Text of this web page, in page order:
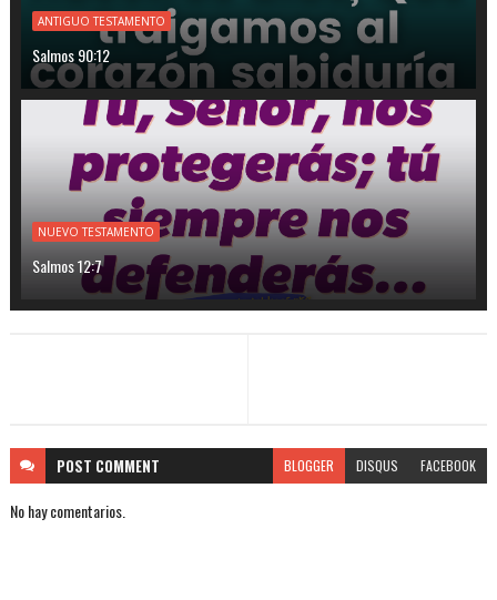
ANTIGUO TESTAMENTO
Salmos 90:12
NUEVO TESTAMENTO
Salmos 12:7
POST COMMENT BLOGGER DISQUS FACEBOOK
No hay comentarios.